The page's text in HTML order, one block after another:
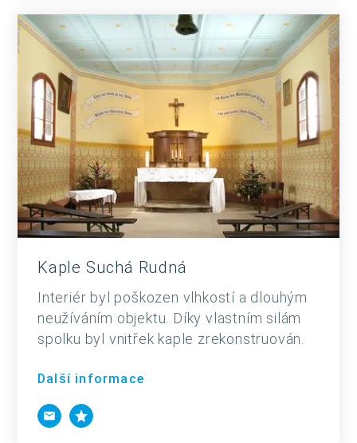
Kaple Suchá Rudná
Interiér byl poškozen vlhkostí a dlouhým
neužíváním objektu. Díky vlastním silám
spolku byl vnitřek kaple zrekonstruován.
Další informace